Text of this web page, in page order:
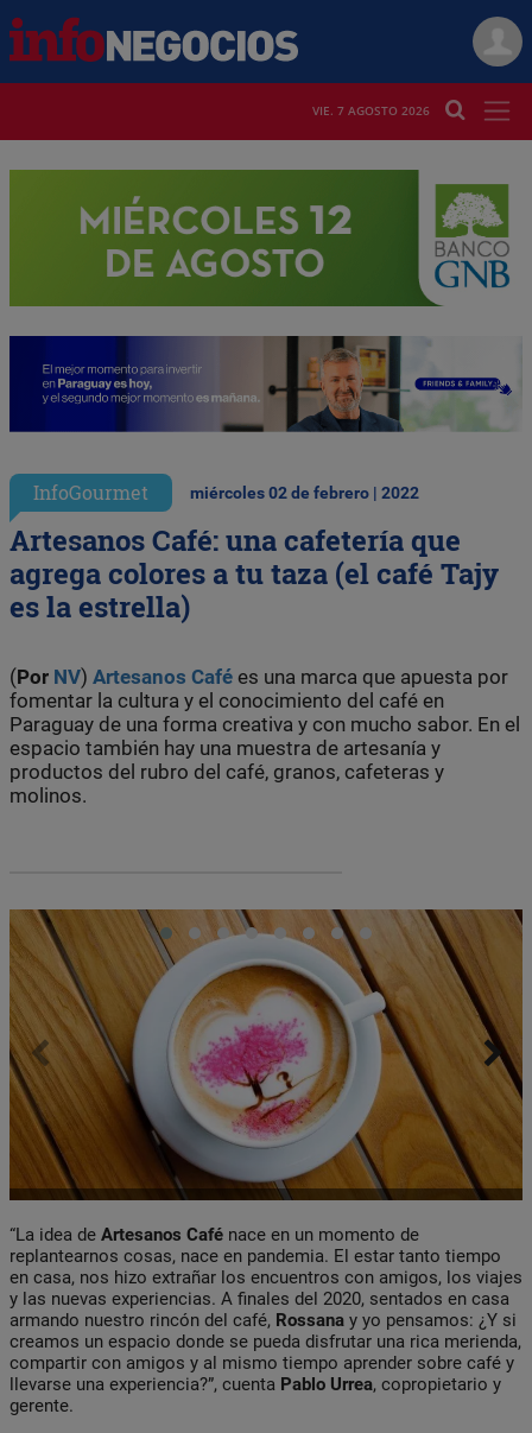
VIE. 7 AGOSTO 2026
InfoGourmet miércoles 02 de febrero | 2022
Artesanos Café: una cafetería que
agrega colores a tu taza (el café Tajy
es la estrella)
(Por NV) Artesanos Café es una marca que apuesta por
fomentar la cultura y el conocimiento del café en
Paraguay de una forma creativa y con mucho sabor. En el
espacio también hay una muestra de artesanía y
productos del rubro del café, granos, cafeteras y
molinos.
“La idea de Artesanos Café nace en un momento de
replantearnos cosas, nace en pandemia. El estar tanto tiempo
en casa, nos hizo extrañar los encuentros con amigos, los viajes
y las nuevas experiencias. A finales del 2020, sentados en casa
armando nuestro rincón del café, Rossana y yo pensamos: ¿Y si
creamos un espacio donde se pueda disfrutar una rica merienda,
compartir con amigos y al mismo tiempo aprender sobre café y
llevarse una experiencia?”, cuenta Pablo Urrea, copropietario y
gerente.